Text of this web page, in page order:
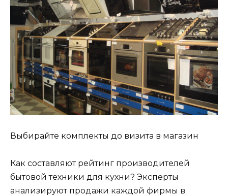
Выбирайте комплекты до визита в магазин
Как составляют рейтинг производителей
бытовой техники для кухни? Эксперты
анализируют продажи каждой фирмы в